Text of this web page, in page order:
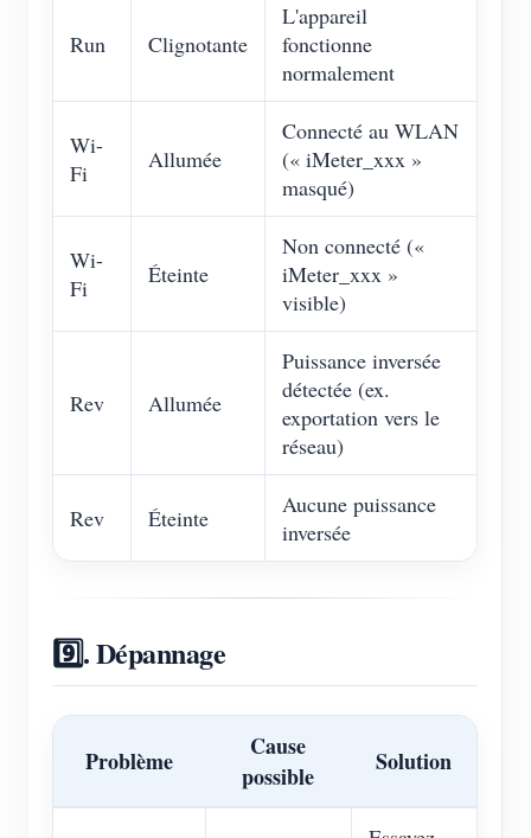
Run Clignotante
L'appareil
fonctionne
normalement
Wi-
Fi
Allumée
Connecté au WLAN
(« iMeter_xxx »
masqué)
Wi-
Fi
Éteinte
Non connecté («
iMeter_xxx »
visible)
Rev Allumée
Puissance inversée
détectée (ex.
exportation vers le
réseau)
Rev Éteinte
Aucune puissance
inversée
9️⃣. Dépannage
Problème
Cause
possible
Solution